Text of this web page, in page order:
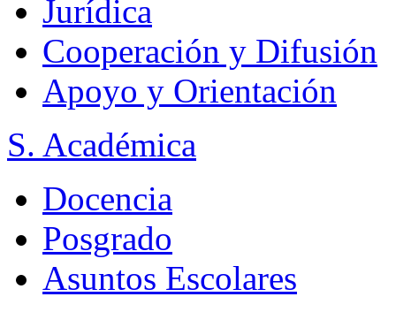
Jurídica
Cooperación y Difusión
Apoyo y Orientación
S. Académica
Docencia
Posgrado
Asuntos Escolares